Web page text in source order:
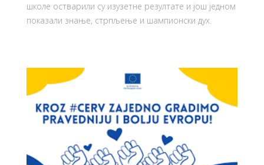
школе остварили су изузетне резултате и још једном
показали знање, стрпљење и шампионски дух.